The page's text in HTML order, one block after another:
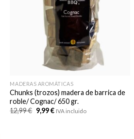
MADERAS AROMÁTICAS
Chunks (trozos) madera de barrica de
roble/ Cognac/ 650 gr.
12,99€ El
precio
9,99€ElIVA incluido